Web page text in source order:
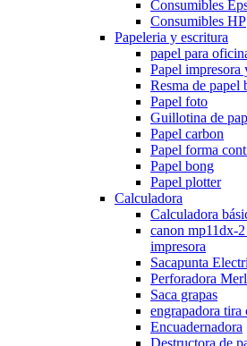
Consumibles
Consumibles HP
Papeleria y escritura
papel para
Papel impresora
Resma de papel
Papel foto
Guillotina de
Papel carbon
Papel forma
Papel bong
Papel plotter
Calculadora
Calculadora
canon mp11dx-
impresora
Sacapunta
Perforadora
Saca grapas
engrapadora tira
Encuadernadora
Destructora de